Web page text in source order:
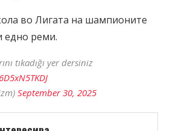
во Лигата на шампионите
едно реми.
tıkadığı yer dersiniz
September 30, 2025